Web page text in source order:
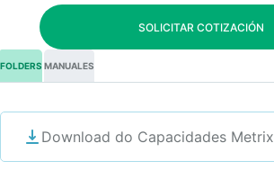
SOLICITAR COTIZACIÓN
FOLDERS MANUALES
Download do Capacidades Metrix